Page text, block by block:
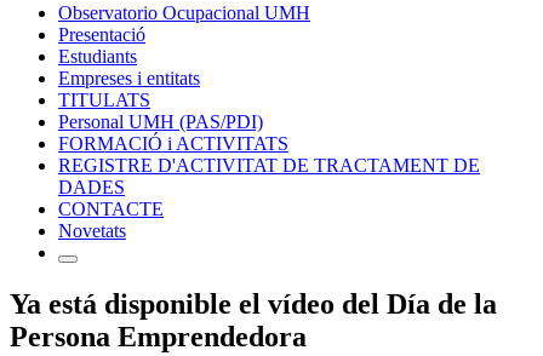
Observatorio Ocupacional UMH
Presentació
Estudiants
Empreses i entitats
TITULATS
Personal UMH (PAS/PDI)
FORMACIÓ i ACTIVITATS
REGISTRE D'ACTIVITAT DE TRACTAMENT DE
DADES
CONTACTE
Novetats
Ya está disponible el vídeo del Día de la
Persona Emprendedora